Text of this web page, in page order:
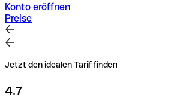
Konto eröffnen
Preise
Jetzt den idealen Tarif finden
4.7